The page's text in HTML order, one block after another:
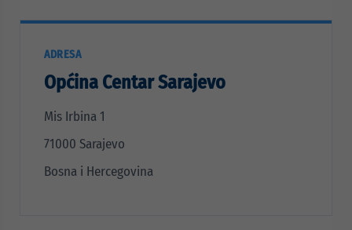
ADRESA
Općina Centar Sarajevo
Mis Irbina 1
71000 Sarajevo
Bosna i Hercegovina